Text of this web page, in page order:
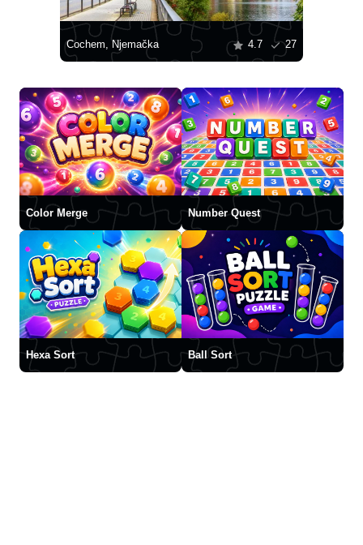
Cochem, Njemačka 4.7 27
Color Merge Number Quest
Hexa Sort Ball Sort